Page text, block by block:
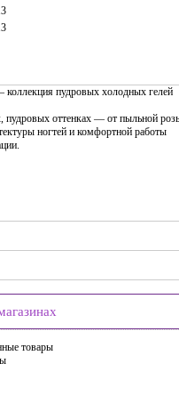
пудровых холодных гелей
оттенках — от пыльной
ногтей и комфортной работы
товары